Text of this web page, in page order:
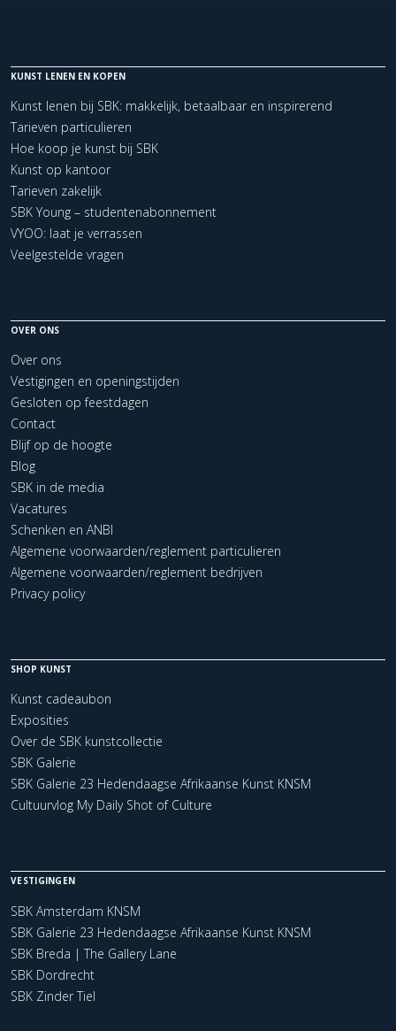
KUNST LENEN EN KOPEN
Kunst lenen bij SBK: makkelijk, betaalbaar en inspirerend
Tarieven particulieren
Hoe koop je kunst bij SBK
Kunst op kantoor
Tarieven zakelijk
SBK Young – studentenabonnement
VYOO: laat je verrassen
Veelgestelde vragen
OVER ONS
Over ons
Vestigingen en openingstijden
Gesloten op feestdagen
Contact
Blijf op de hoogte
Blog
SBK in de media
Vacatures
Schenken en ANBI
Algemene voorwaarden/reglement particulieren
Algemene voorwaarden/reglement bedrijven
Privacy policy
SHOP KUNST
Kunst cadeaubon
Exposities
Over de SBK kunstcollectie
SBK Galerie
SBK Galerie 23 Hedendaagse Afrikaanse Kunst KNSM
Cultuurvlog My Daily Shot of Culture
VESTIGINGEN
SBK Amsterdam KNSM
SBK Galerie 23 Hedendaagse Afrikaanse Kunst KNSM
SBK Breda | The Gallery Lane
SBK Dordrecht
SBK Zinder Tiel